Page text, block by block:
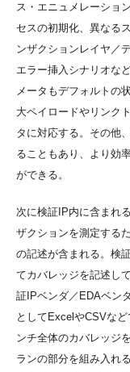
ス・エニュメレーショ
セスの初期化、異なる
ンザクションレイヤ／
エラー挿入シナリオな
メータもデフォルトの
大ペイロードやリンク
タに対応する。その他
ることもあり、より効
ができる。
次に検証IP内に含まれ
ザクションを測定する
の記述が含まれる。検
てカバレッジを記述し
証IPベンダ／EDAベン
としてExcelやCSVな
ンチ全体のカバレッジ
ランの部分を組み入れ